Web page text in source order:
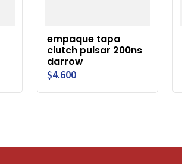
empaque tapa
clutch pulsar 200ns
darrow
$4.600